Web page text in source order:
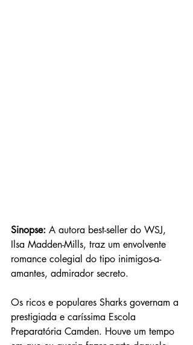
Sinopse: A autora best-seller do WSJ,
Ilsa Madden-Mills, traz um envolvente
romance colegial do tipo inimigos-a-
amantes, admirador secreto.
Os ricos e populares Sharks governam a
prestigiada e caríssima Escola
Preparatória Camden. Houve um tempo